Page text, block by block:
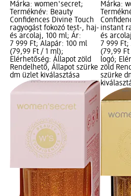
Márka: women'secret;
Terméknév: Beauty
Confidences Divine Touch
ragyogást fokozó test-, haj-
és arcolaj, 100 ml; Ár:
7 999 Ft; Alapár: 100 ml
(79,99 Ft / 1 ml);
Elérhetőség: Állapot zöld
Rendelhető, Állapot szürke
dm üzlet kiválasztása
Márka:
instant
és
7 999
(79,99 Ft
logó;
zöld
szürke